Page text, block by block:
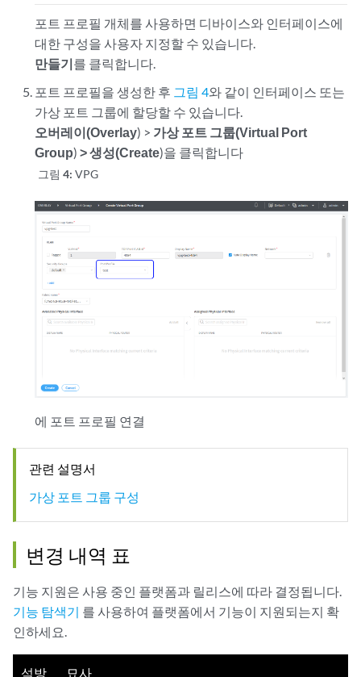
포트 프로필 개체를 사용하면 디바이스와 인터페이스에
대한 구성을 사용자 지정할 수 있습니다.
만들기를 클릭합니다.
포트 프로필을 생성한 후 그림 4와 같이 인터페이스 또는
가상 포트 그룹에 할당할 수 있습니다.
오버레이(Overlay) > 가상 포트 그룹(Virtual Port
Group)> 생성(Create)을 클릭합니다
그림 4:VPG
에 포트 프로필 연결
관련 설명서
가상 포트 그룹 구성
변경 내역 표
기능 지원은 사용 중인 플랫폼과 릴리스에 따라 결정됩니다.
기능 탐색기 를 사용하여 플랫폼에서 기능이 지원되는지 확
인하세요.
석방 묘사